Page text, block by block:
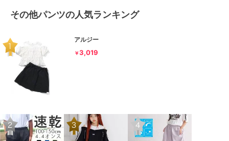
その他パンツの人気ランキング
アルジー
￥3,019